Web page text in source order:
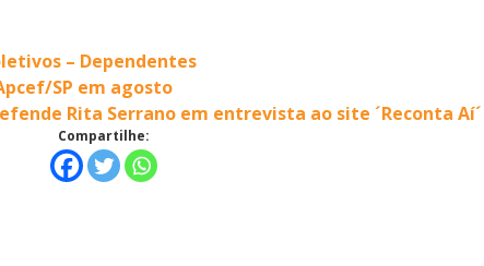
– Dependentes
SP em agosto
Rita Serrano em entrevista ao site ´Reconta Aí´
Compartilhe: